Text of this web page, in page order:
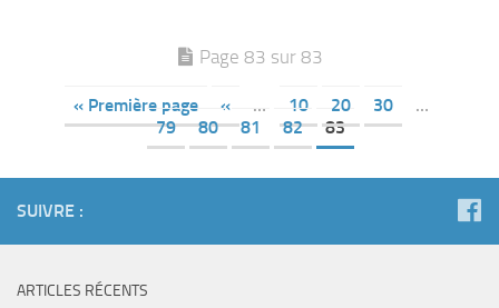
Page 83 sur 83
« Première page « … 10 20 30
…
79
80 81 82 83
SUIVRE :
ARTICLES RÉCENTS